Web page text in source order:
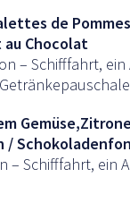
de
Chocolat
– Schifffahrt, ein
/
– Schifffahrt, ein